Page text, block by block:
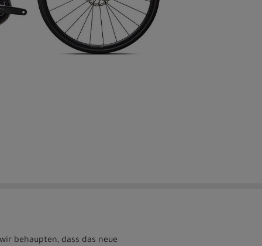
behaupten, dass das neue